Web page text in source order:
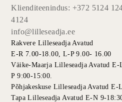
Klienditeenindus: +372 5124
4124
info@lilleseadja.ee
Rakvere Lilleseadja Avatud
E-R 7.00-18.00, L-P 9.00- 16.00
Väike-Maarja Lilleseadja Avatud E-
P 9:00-15:00.
Põhjakeskuse Lilleseadja Avatud E-
Tapa Lilleseadja Avatud E-N 9-